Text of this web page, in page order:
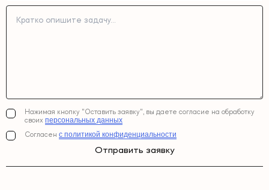
Нажимая кнопку "Оставить заявку", вы даете согласие на обработку
своих персональных данных
Согласен с политикой конфиденциальности
Отправить заявку